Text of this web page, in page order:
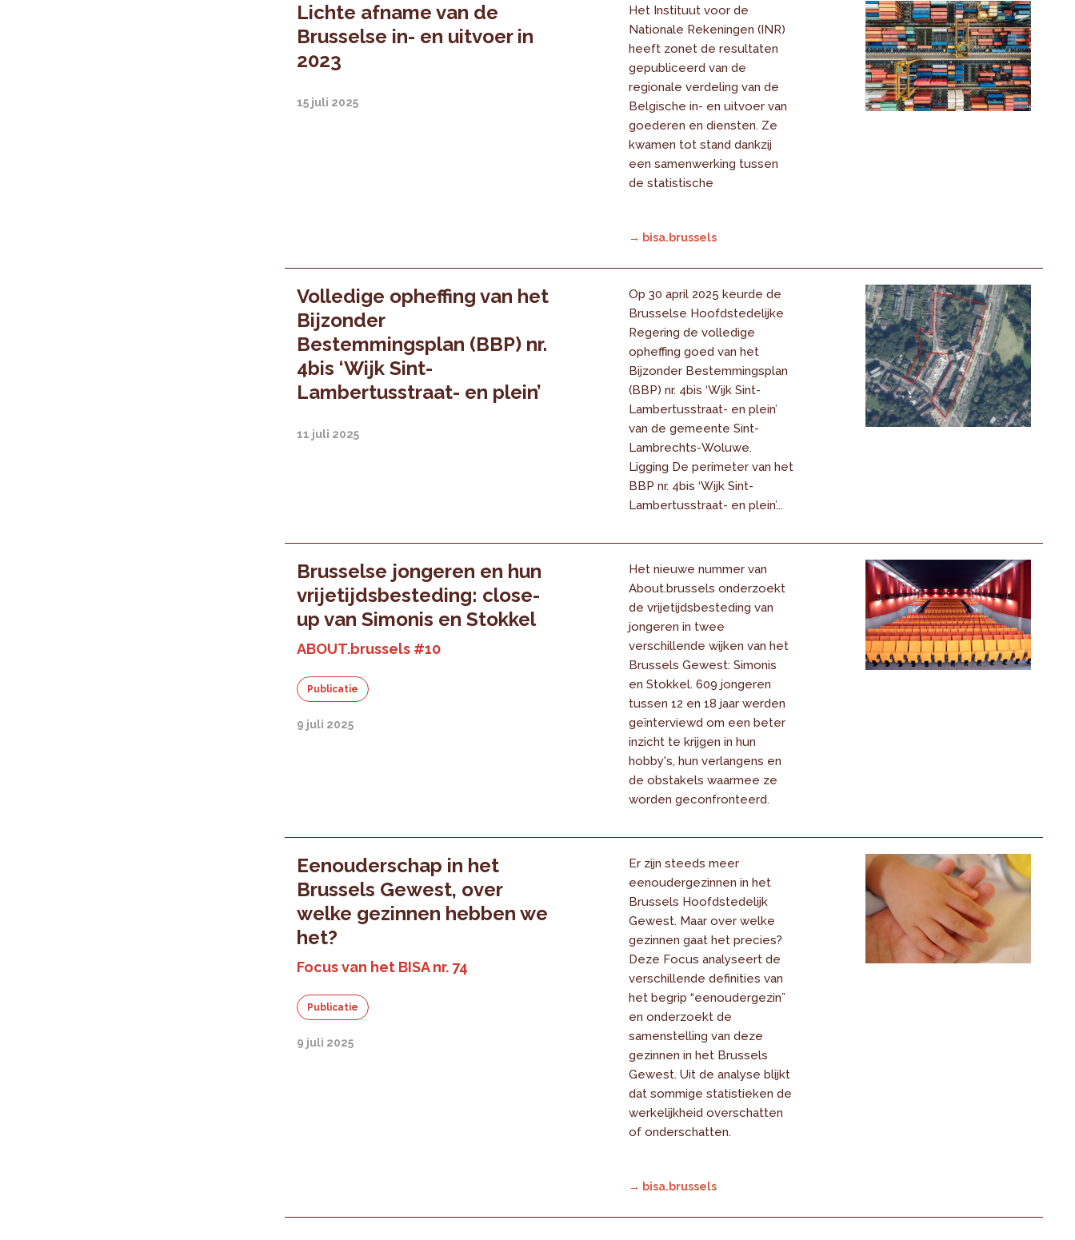
Lichte afname van de
Brusselse in- en uitvoer in
2023
15 juli 2025
Het Instituut voor de
Nationale Rekeningen (INR)
heeft zonet de resultaten
gepubliceerd van de
regionale verdeling van de
Belgische in- en uitvoer van
goederen en diensten. Ze
kwamen tot stand dankzij
een samenwerking tussen
de statistische
→ bisa.brussels
Volledige opheffing van het
Bijzonder
Bestemmingsplan (BBP) nr.
4bis ‘Wijk Sint-
Lambertusstraat- en plein’
11 juli 2025
Op 30 april 2025 keurde de
Brusselse Hoofdstedelijke
Regering de volledige
opheffing goed van het
Bijzonder Bestemmingsplan
(BBP) nr. 4bis ‘Wijk Sint-
Lambertusstraat- en plein’
van de gemeente Sint-
Lambrechts-Woluwe.
Ligging De perimeter van het
BBP nr. 4bis ‘Wijk Sint-
Lambertusstraat- en plein’...
Brusselse jongeren en hun
vrijetijdsbesteding: close-
up van Simonis en Stokkel
ABOUT.brussels #10
Publicatie
9 juli 2025
Het nieuwe nummer van
About.brussels onderzoekt
de vrijetijdsbesteding van
jongeren in twee
verschillende wijken van het
Brussels Gewest: Simonis
en Stokkel. 609 jongeren
tussen 12 en 18 jaar werden
geïnterviewd om een beter
inzicht te krijgen in hun
hobby's, hun verlangens en
de obstakels waarmee ze
worden geconfronteerd.
Eenouderschap in het
Brussels Gewest, over
welke gezinnen hebben we
het?
Focus van het BISA nr. 74
Publicatie
9 juli 2025
Er zijn steeds meer
eenoudergezinnen in het
Brussels Hoofdstedelijk
Gewest. Maar over welke
gezinnen gaat het precies?
Deze Focus analyseert de
verschillende definities van
het begrip “eenoudergezin”
en onderzoekt de
samenstelling van deze
gezinnen in het Brussels
Gewest. Uit de analyse blijkt
dat sommige statistieken de
werkelijkheid overschatten
of onderschatten.
→ bisa.brussels